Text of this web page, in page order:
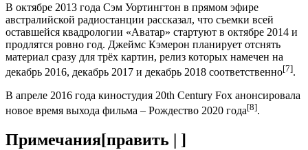
В октябре 2013 года Сэм Уортингтон в прямом эфире
австралийской радиостанции рассказал, что съемки всей
оставшейся квадрологии «Аватар» стартуют в октябре 2014 и
продлятся ровно год. Джеймс Кэмерон планирует отснять
материал сразу для трёх картин, релиз которых намечен на
декабрь 2016, декабрь 2017 и декабрь 2018 соответственно[7].
В апреле 2016 года киностудия 20th Century Fox анонсировала
новое время выхода фильма – Рождество 2020 года[8].
Примечания[править ]